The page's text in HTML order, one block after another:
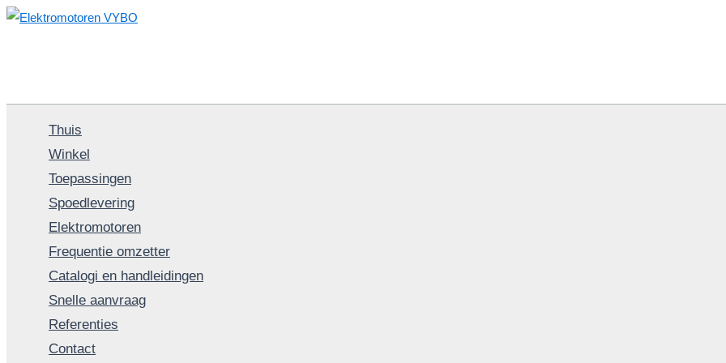
Spring
Thuis
Winkel
Toepassingen
Spoedlevering
Elektromotoren
Frequentie omzetter
Catalogi en handleidingen
Snelle aanvraag
Referenties
Contact